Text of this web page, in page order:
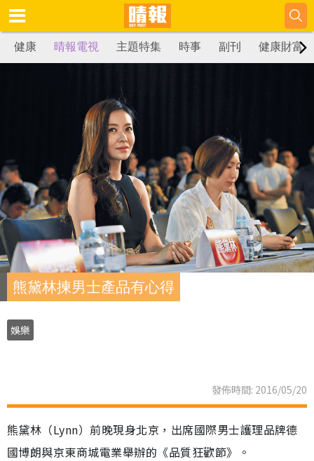
健康 晴報電視 主題特集 時事 副刊 健康財富
熊黛林揀男士產品有心得
娛樂
發佈時間: 2016/05/20
熊黛林（Lynn）前晚現身北京，出席國際男士護理品牌德
國博朗與京東商城電業舉辦的《品質狂歡節》。